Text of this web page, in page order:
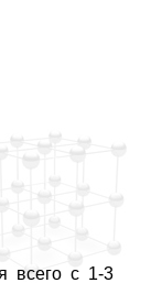
всего с 1-3